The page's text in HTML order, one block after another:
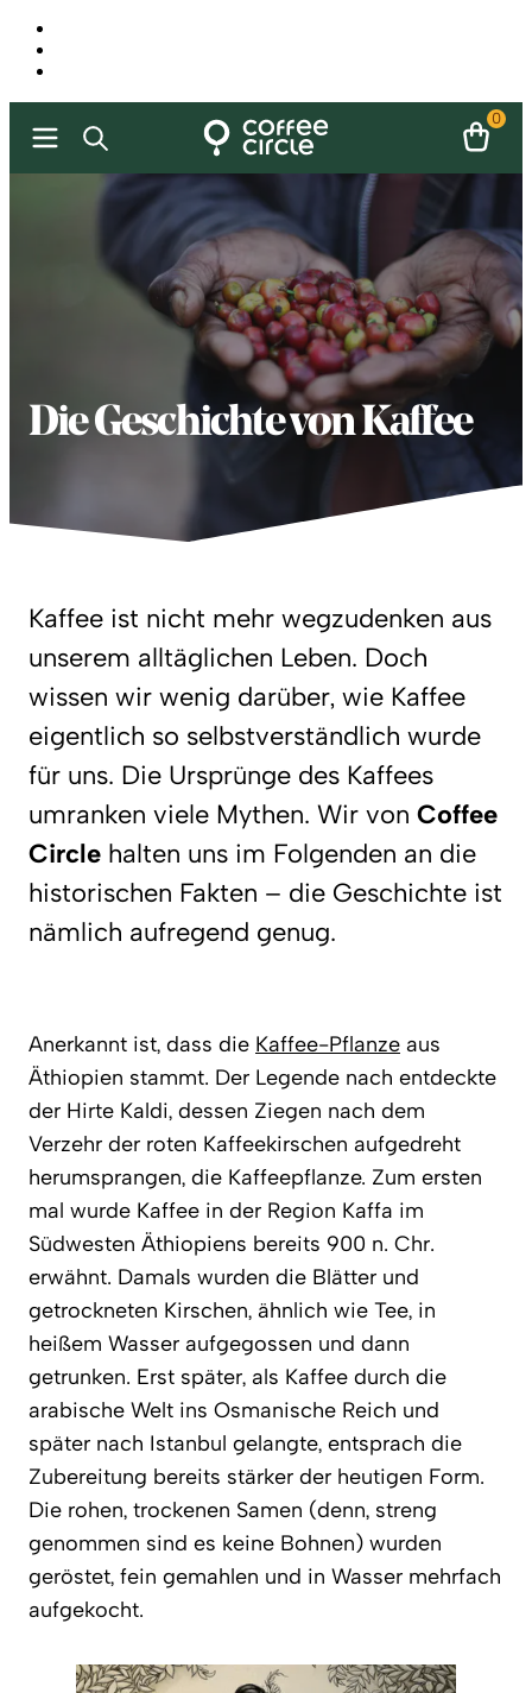
0
Die Geschichte von Kaffee
Kaffee ist nicht mehr wegzudenken aus
unserem alltäglichen Leben. Doch
wissen wir wenig darüber, wie Kaffee
eigentlich so selbstverständlich wurde
für uns. Die Ursprünge des Kaffees
umranken viele Mythen. Wir von Coffee
Circle halten uns im Folgenden an die
historischen Fakten – die Geschichte ist
nämlich aufregend genug.
Anerkannt ist, dass die Kaffee-Pflanze aus
Äthiopien stammt. Der Legende nach entdeckte
der Hirte Kaldi, dessen Ziegen nach dem
Verzehr der roten Kaffeekirschen aufgedreht
herumsprangen, die Kaffeepflanze. Zum ersten
mal wurde Kaffee in der Region Kaffa im
Südwesten Äthiopiens bereits 900 n. Chr.
erwähnt. Damals wurden die Blätter und
getrockneten Kirschen, ähnlich wie Tee, in
heißem Wasser aufgegossen und dann
getrunken. Erst später, als Kaffee durch die
arabische Welt ins Osmanische Reich und
später nach Istanbul gelangte, entsprach die
Zubereitung bereits stärker der heutigen Form.
Die rohen, trockenen Samen (denn, streng
genommen sind es keine Bohnen) wurden
geröstet, fein gemahlen und in Wasser mehrfach
aufgekocht.